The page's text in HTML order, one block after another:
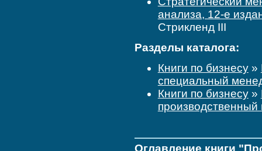
анализа, 12-е
Стрикленд ІІІ
Разделы каталога:
Книги по бизнесу»
специальный
Книги по бизнесу»